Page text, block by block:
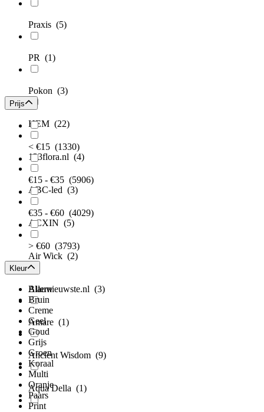
Praxis (5)
PR (1)
Pokon (3)
HEM (22)
123flora.nl (4)
ABC-led (3)
ACXIN (5)
Air Wick (2)
Allernieuwste.nl (3)
Amare (1)
Ancient Wisdom (9)
Aqua Della (1)
Prijs
< €15 (1330)
€15 - €35 (5906)
€35 - €60 (4029)
> €60 (3793)
Kleur
Blauw
Bruin
Creme
Geel
Goud
Grijs
Groen
Koraal
Multi
Oranje
Paars
Print